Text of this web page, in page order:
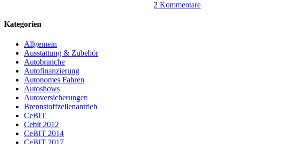
2 Kommentare
Kategorien
Allgemein
Ausstattung & Zubehör
Autobranche
Autofinanzierung
Autonomes Fahren
Autoshows
Autoversicherungen
Brennstoffzellenantrieb
CeBIT
Cebit 2012
CeBIT 2014
CeBIT 2017